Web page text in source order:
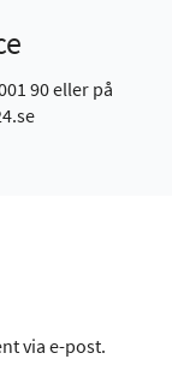
90 eller på
via e-post.